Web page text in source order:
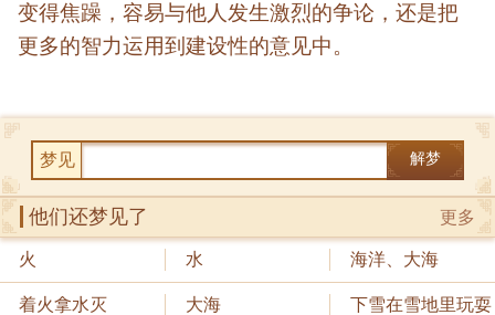
变得焦躁，容易与他人发生激烈的争论，还是把
更多的智力运用到建设性的意见中。
梦见 解梦
更多
他们还梦见了
火 水 海洋、大海
着火拿水灭 大海 下雪在雪地里玩耍